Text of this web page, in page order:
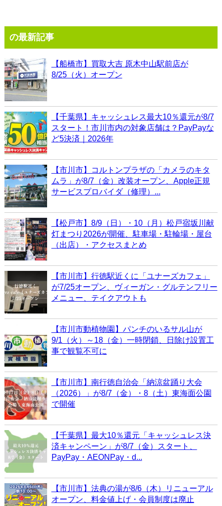
の最新記事
【船橋市】買取大吉 原木中山駅前店が
8/25（火）オープン
【千葉県】キャッシュレス最大10％還元が8/7
スタート！市川市内の対象店舗は？PayPayな
ど5決済｜2026年
【市川市】コルトンプラザの「カメラのキタ
ムラ」が8/7（金）改装オープン、Apple正規
サービスプロバイダ（修理）...
【松戸市】8/9（日）・10（月）松戸宿坂川献
灯まつり2026が開催、駐車場・駐輪場・屋台
（出店）・アクセスまとめ
【市川市】行徳駅近くに「ユナーズカフェ」
が7/25オープン、ヴィーガン・グルテンフリー
メニュー、テイクアウトも
【市川市動植物園】パンチのいるサル山が
9/1（火）～18（金）一時閉鎖、日除け設置工
事で観覧不可に
【市川市】南行徳自治会「納涼盆踊り大会
（2026）」が8/7（金）・8（土）東海面公園
で開催
【千葉県】最大10％還元「キャッシュレス決
済キャンペーン」が8/7（金）スタート、
PayPay・AEONPay・d...
【市川市】法典の湯が8/6（木）リニューアル
オープン、料金値上げ・会員制度は廃止